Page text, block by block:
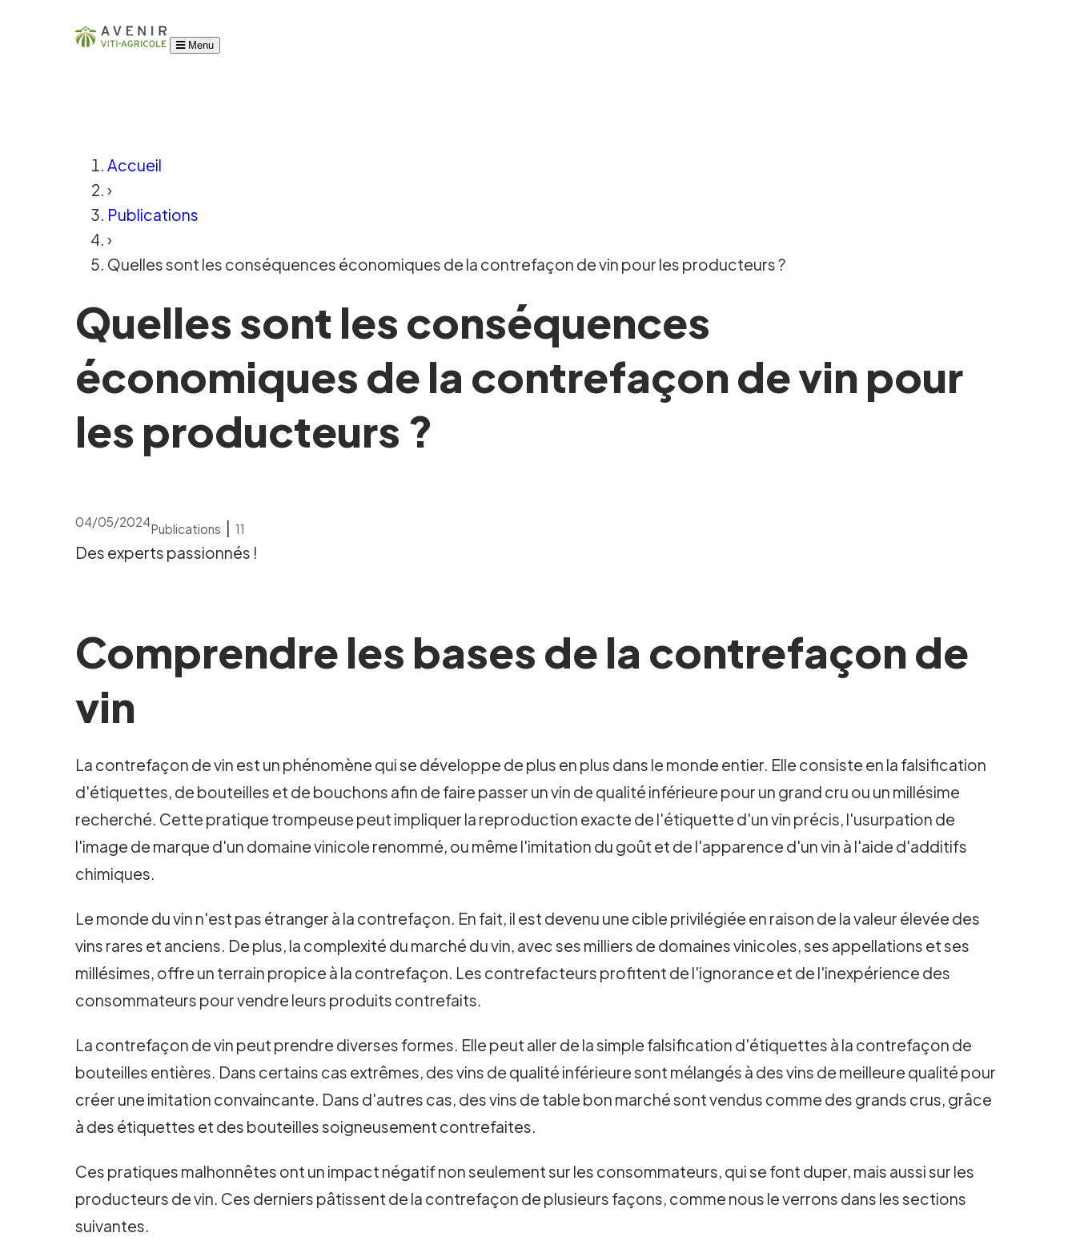
Menu
Accueil
›
Publications
›
Quelles sont les conséquences économiques de la contrefaçon de vin pour les producteurs ?
Quelles sont les conséquences
économiques de la contrefaçon de vin pour
les producteurs ?
04/05/2024Publications |11
Des experts passionnés !
Comprendre les bases de la contrefaçon de
vin
La contrefaçon de vin est un phénomène qui se développe de plus en plus dans le monde entier. Elle consiste en la falsification
d'étiquettes, de bouteilles et de bouchons afin de faire passer un vin de qualité inférieure pour un grand cru ou un millésime
recherché. Cette pratique trompeuse peut impliquer la reproduction exacte de l'étiquette d'un vin précis, l'usurpation de
l'image de marque d'un domaine vinicole renommé, ou même l'imitation du goût et de l'apparence d'un vin à l'aide d'additifs
chimiques.
Le monde du vin n'est pas étranger à la contrefaçon. En fait, il est devenu une cible privilégiée en raison de la valeur élevée des
vins rares et anciens. De plus, la complexité du marché du vin, avec ses milliers de domaines vinicoles, ses appellations et ses
millésimes, offre un terrain propice à la contrefaçon. Les contrefacteurs profitent de l'ignorance et de l'inexpérience des
consommateurs pour vendre leurs produits contrefaits.
La contrefaçon de vin peut prendre diverses formes. Elle peut aller de la simple falsification d'étiquettes à la contrefaçon de
bouteilles entières. Dans certains cas extrêmes, des vins de qualité inférieure sont mélangés à des vins de meilleure qualité pour
créer une imitation convaincante. Dans d'autres cas, des vins de table bon marché sont vendus comme des grands crus, grâce
à des étiquettes et des bouteilles soigneusement contrefaites.
Ces pratiques malhonnêtes ont un impact négatif non seulement sur les consommateurs, qui se font duper, mais aussi sur les
producteurs de vin. Ces derniers pâtissent de la contrefaçon de plusieurs façons, comme nous le verrons dans les sections
suivantes.